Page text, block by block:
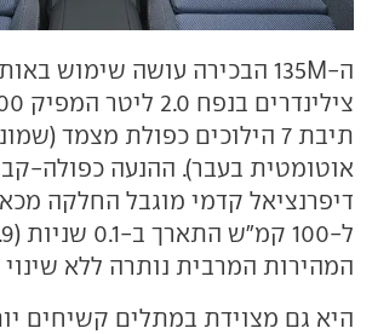
תיבת 7 הילוכים כפולת מצמד
אוטומטית בעבר). ההנעה כפולה-
דיפרנציאל קדמי מוגבל החלקה
המהירות המרבית נותרה ללא שינוי (250
היא גם מצוידת במתלים קשיחים